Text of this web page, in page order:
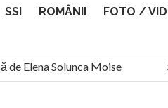
SSI ROMÂNII FOTO /
Elena Solunca Moise
agent ceaușist de la